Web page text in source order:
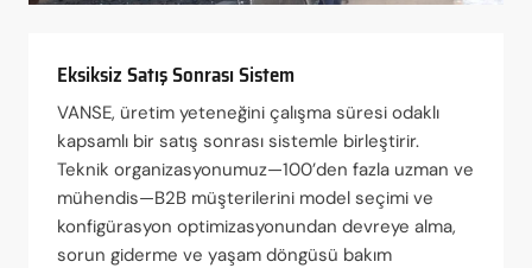
Eksiksiz Satış Sonrası Sistem
VANSE, üretim yeteneğini çalışma süresi odaklı
kapsamlı bir satış sonrası sistemle birleştirir.
Teknik organizasyonumuz—100’den fazla uzman ve
mühendis—B2B müşterilerini model seçimi ve
konfigürasyon optimizasyonundan devreye alma,
sorun giderme ve yaşam döngüsü bakım